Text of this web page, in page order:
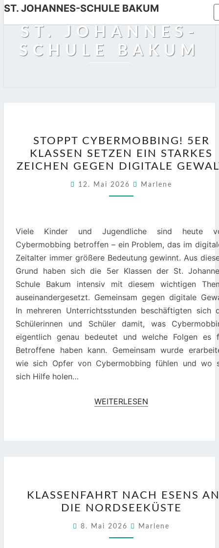
Skip
to
content
ST. JOHANNES-SCHULE BAKUM
ST. JOHANNES-
SCHULE BAKUM
CYBERMOBBING!
5ER
KLASSEN
SETZEN
EIN
GEGEN
DIGITALE
GEWALT
STOPPT CYBERMOBBING! 5ER
KLASSEN SETZEN EIN STARKES
ZEICHEN GEGEN DIGITALE
12. Mai 2026 Marlene
Viele Kinder und Jugendliche sind heute
Cybermobbing betroffen – ein Problem, das im
Zeitalter immer größere Bedeutung gewinnt. Aus
Grund haben sich die 5er Klassen der St.
Schule Bakum intensiv mit diesem wichtigen
auseinandergesetzt. Gemeinsam gegen digitale
In mehreren Unterrichtsstunden beschäftigten sich
Schülerinnen und Schüler damit, was
eigentlich genau bedeutet und welche Folgen es
Betroffene haben kann. Gemeinsam wurde
wie sich Opfer von Cybermobbing fühlen und wo
sich Hilfe holen…
WEITERLESEN
NACH
ESENS
AN
DIE
KLASSENFAHRT NACH ESENS
DIE NORDSEEKÜSTE
8. Mai 2026 Marlene